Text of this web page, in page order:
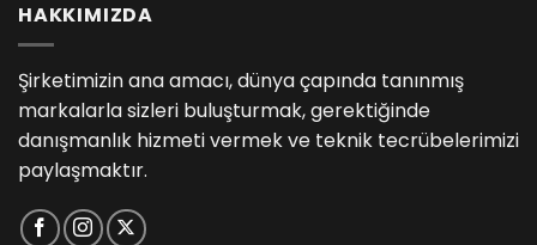
HAKKIMIZDA
Şirketimizin ana amacı, dünya çapında tanınmış
markalarla sizleri buluşturmak, gerektiğinde
danışmanlık hizmeti vermek ve teknik tecrübelerimizi
paylaşmaktır.